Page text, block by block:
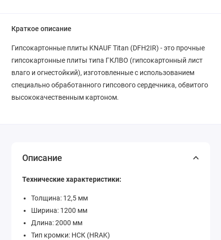
Краткое описание
Гипсокартонные плиты KNAUF Titan (DFH2IR) - это прочные
гипсокартонные плиты типа ГКЛВО (гипсокартонный лист
влаго и огнестойкий), изготовленные с использованием
специально обработанного гипсового сердечника, обвитого
высококачественным картоном.
Описание
Технические характеристики:
Толщина: 12,5 мм
Ширина: 1200 мм
Длина: 2000 мм
Тип кромки: НСК (HRAK)